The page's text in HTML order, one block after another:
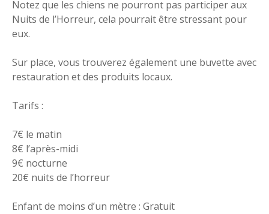
Notez que les chiens ne pourront pas participer aux
Nuits de l’Horreur, cela pourrait être stressant pour
eux.
Sur place, vous trouverez également une buvette avec
restauration et des produits locaux.
Tarifs :
7€ le matin
8€ l’après-midi
9€ nocturne
20€ nuits de l’horreur
Enfant de moins d’un mètre : Gratuit